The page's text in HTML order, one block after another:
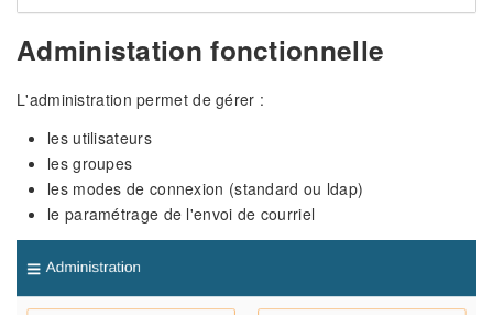
Administation fonctionnelle
L'administration permet de gérer :
les utilisateurs
les groupes
les modes de connexion (standard ou ldap)
le paramétrage de l'envoi de courriel